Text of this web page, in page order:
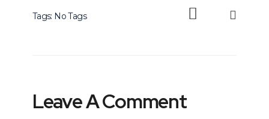
Tags: No Tags
Leave A Comment